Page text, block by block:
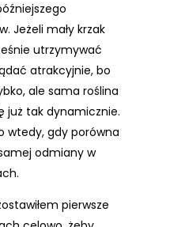
Jeżeli mały krzak
utrzymywać
atrakcyjnie, bo
ale sama roślina
już tak dynamicznie.
wtedy, gdy porówna
odmiany w
pierwsze